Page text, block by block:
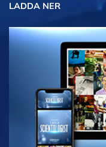
LADDA NER